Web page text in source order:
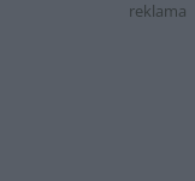
reklama